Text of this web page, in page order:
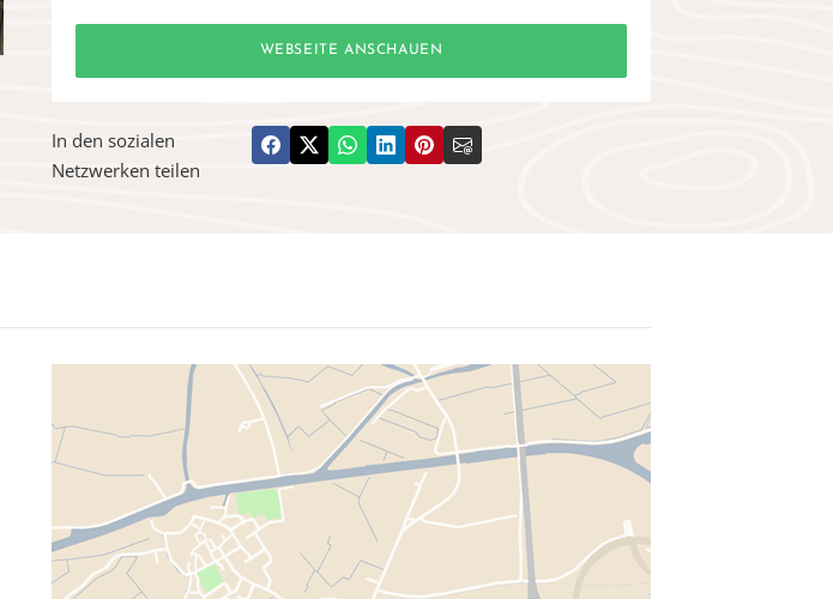
WEBSEITE ANSCHAUEN
In den sozialen
Netzwerken teilen